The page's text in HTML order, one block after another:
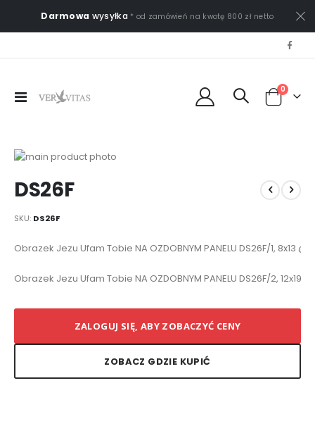
Darmowa wysyłka * od zamówień na kwotę 800 zł netto
Przełącznik
Cart
0
Przejdź
koniec
galerii
na
początek
galerii
DS26F
SKU DS26F
Elementy
Obrazek Jezu Ufam Tobie NA OZDOBNYM PANELU DS26F/1, 8x13 @
Obrazek Jezu Ufam Tobie NA OZDOBNYM PANELU DS26F/2, 12x19 @
ZALOGUJ SIĘ, ABY ZOBACZYĆ CENY
ZOBACZ GDZIE KUPIĆ